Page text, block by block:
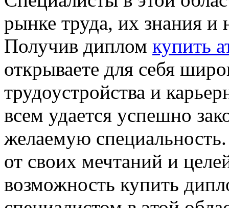
рынке труда, их знания и
Получив диплом купить
открываете для себя
трудоустройства и
всем удается успешно
желаемую
от своих мечтаний и
возможность купить